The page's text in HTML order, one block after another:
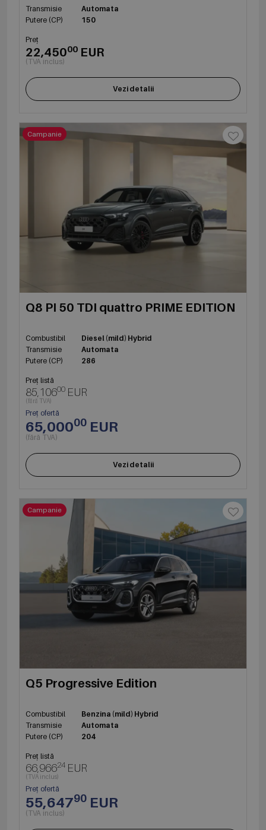
Transmisie
Automata
Putere (CP)
150
Preț
22,45000 EUR
(TVA inclus)
Vezi detalii
Campanie
Q8 PI 50 TDI quattro PRIME EDITION
Combustibil
Diesel (mild) Hybrid
Transmisie
Automata
Putere (CP)
286
Preț listă
85,10600 EUR
(fără TVA)
Preț ofertă
65,00000 EUR
(fără TVA)
Vezi detalii
Campanie
Q5 Progressive Edition
Combustibil
Benzina (mild) Hybrid
Transmisie
Automata
Putere (CP)
204
Preț listă
66,96624 EUR
(TVA inclus)
Preț ofertă
55,64790 EUR
(TVA inclus)